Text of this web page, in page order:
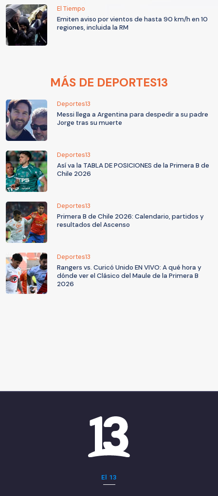
El Tiempo
Emiten aviso por vientos de hasta 90 km/h en 10
regiones, incluida la RM
MÁS DE DEPORTES13
Deportes13
Messi llega a Argentina para despedir a su padre
Jorge tras su muerte
Deportes13
Así va la TABLA DE POSICIONES de la Primera B de
Chile 2026
Deportes13
Primera B de Chile 2026: Calendario, partidos y
resultados del Ascenso
Deportes13
Rangers vs. Curicó Unido EN VIVO: A qué hora y
dónde ver el Clásico del Maule de la Primera B
2026
El 13